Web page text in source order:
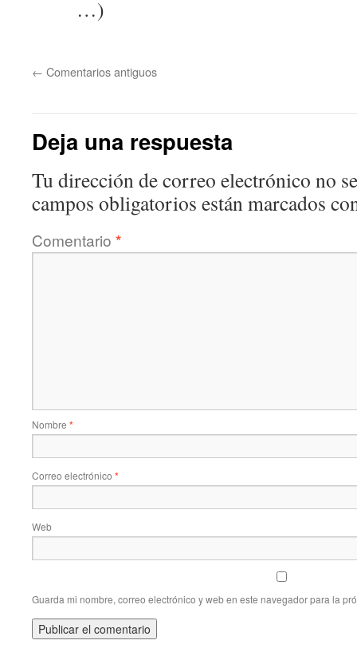
…)
← Comentarios antiguos
Deja una respuesta
Tu dirección de correo electrónico no
campos obligatorios están marcados
Comentario *
Nombre *
Correo electrónico *
Web
Guarda mi nombre, correo electrónico y web en este navegador para la